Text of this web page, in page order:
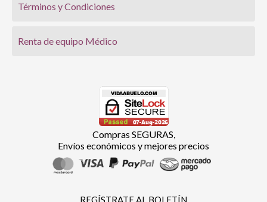
Términos y Condiciones
Renta de equipo Médico
Compras SEGURAS,
Envíos económicos y mejores precios
REGÍSTRATE AL BOLETÍN